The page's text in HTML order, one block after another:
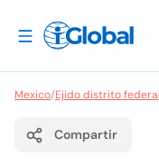
Mexico/Ejido distrito federal
Compartir